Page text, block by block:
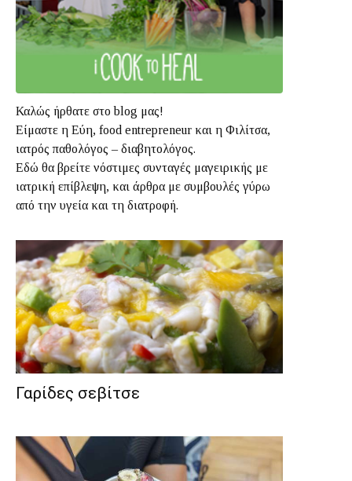
Καλώς ήρθατε στο blog μας!
Είμαστε η Εύη, food entrepreneur και η Φιλίτσα,
ιατρός παθολόγος – διαβητολόγος.
Εδώ θα βρείτε νόστιμες συνταγές μαγειρικής με
ιατρική επίβλεψη, και άρθρα με συμβουλές γύρω
από την υγεία και τη διατροφή.
Γαρίδες σεβίτσε